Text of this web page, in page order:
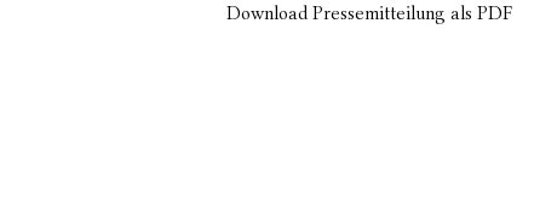
Download Pressemitteilung als PDF